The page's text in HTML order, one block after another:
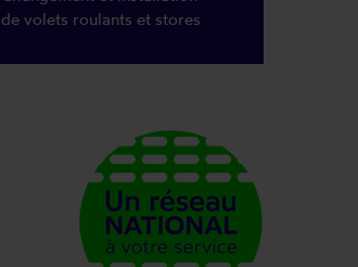
de volets roulants et stores